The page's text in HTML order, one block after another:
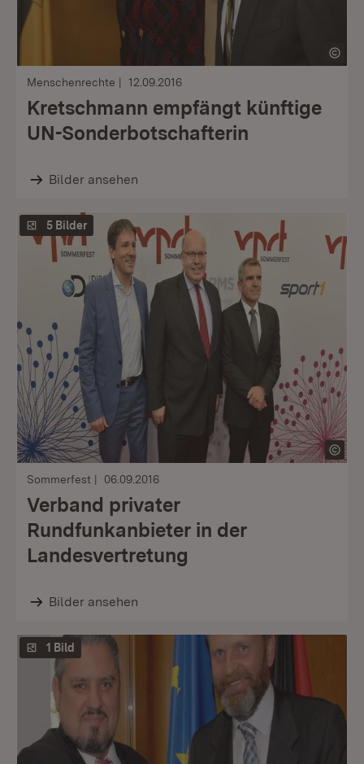
Menschenrechte 12.09.2016
Kretschmann empfängt künftige
UN-Sonderbotschafterin
Bilder ansehen
5 Bilder
Sommerfest 06.09.2016
Verband privater
Rundfunkanbieter in der
Landesvertretung
Bilder ansehen
1 Bild